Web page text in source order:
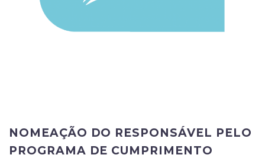
NOMEAÇÃO DO RESPONSÁVEL PELO
PROGRAMA DE CUMPRIMENTO